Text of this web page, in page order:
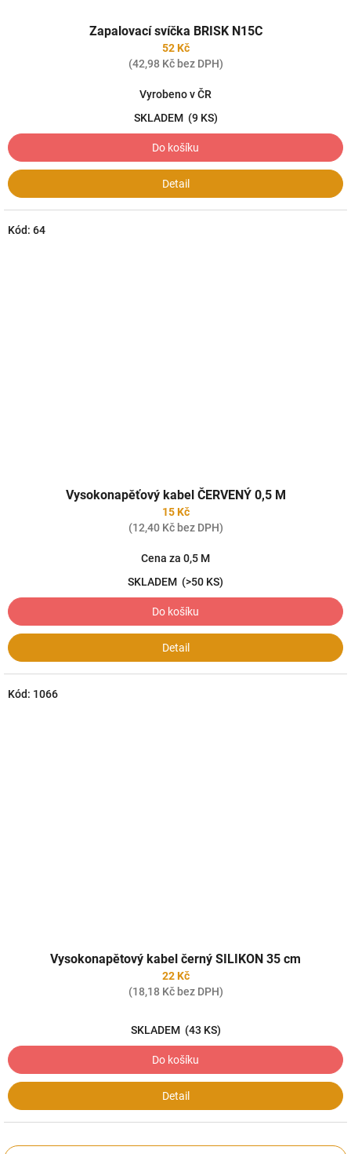
Zapalovací svíčka BRISK N15C
52 Kč
(42,98 Kč bez DPH)
Vyrobeno v ČR
SKLADEM (9 KS)
Do košíku
Detail
Vysokonapěťový kabel ČERVENÝ 0,5 M
15 Kč
(12,40 Kč bez DPH)
Cena za 0,5 M
SKLADEM (>50 KS)
Do košíku
Detail
Kód: 64
Vysokonapětový kabel černý SILIKON 35 cm
22 Kč
(18,18 Kč bez DPH)
SKLADEM (43 KS)
Do košíku
Detail
Kód: 1066